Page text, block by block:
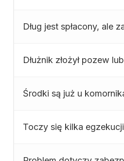
Dług jest spłacony, ale
Dłużnik złożył pozew
Środki są już u
Toczy się kilka egzekucji